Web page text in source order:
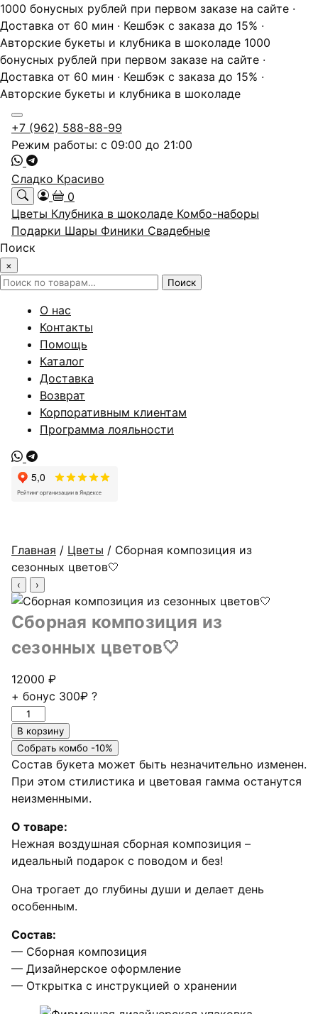
1000 бонусных рублей при первом заказе на сайте ·
Доставка от 60 мин · Кешбэк с заказа до 15% ·
Авторские букеты и клубника в шоколаде 1000
бонусных рублей при первом заказе на сайте ·
Доставка от 60 мин · Кешбэк с заказа до 15% ·
Авторские букеты и клубника в шоколаде
+7 (962) 588-88-99
Режим работы: с 09:00 до 21:00
Сладко Красиво
0
Цветы Клубника в шоколаде Комбо-наборы
Подарки Шары Финики Свадебные
Поиск
×
Искать: Поиск
О нас
Контакты
Помощь
Каталог
Доставка
Возврат
Корпоративным клиентам
Программа лояльности
Главная / Цветы / Сборная композиция из
сезонных цветов🤍
‹ ›
Сборная композиция из
сезонных цветов🤍
12000 ₽
+ бонус 300₽ ?
Количество
товара
Сборная
композиция
из
сезонных
🤍
В корзину
Собрать комбо -10%
Состав букета может быть незначительно изменен.
При этом стилистика и цветовая гамма останутся
неизменными.
О товаре:
Нежная воздушная сборная композиция –
идеальный подарок с поводом и без!
Она трогает до глубины души и делает день
особенным.
Состав:
— Сборная композиция
— Дизайнерское оформление
— Открытка с инструкцией о хранении